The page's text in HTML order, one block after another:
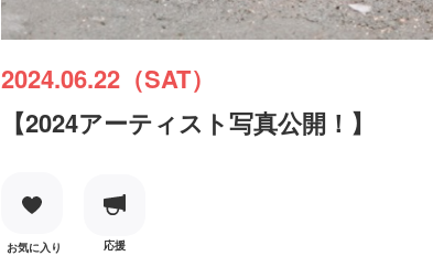
2024.06.22（SAT）
【2024アーティスト写真公開！】
お気に入り 応援